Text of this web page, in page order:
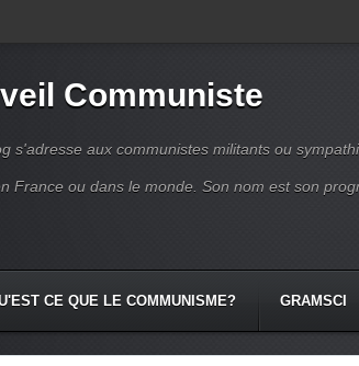
Communiste
s'adresse aux communistes militants ou
France ou dans le monde. Son nom est son
CE QUE LE COMMUNISME? GRAMSCI